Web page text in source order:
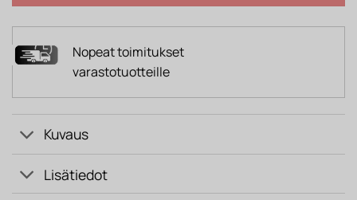
Nopeat toimitukset
varastotuotteille
Kuvaus
Lisätiedot